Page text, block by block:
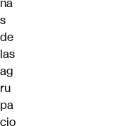
s
de
las
ag
ru
pa
cio